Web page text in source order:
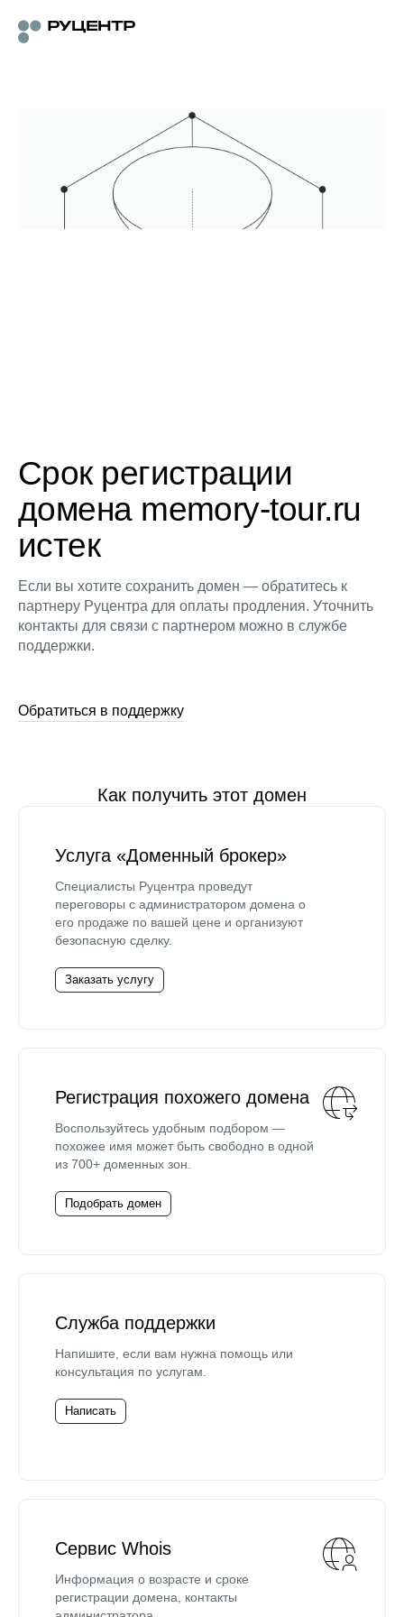
Срок регистрации
домена memory-tour.ru
истек
Если вы хотите сохранить домен — обратитесь к
партнеру Руцентра для оплаты продления. Уточнить
контакты для связи с партнером можно в службе
поддержки.
Обратиться в поддержку
Как получить этот домен
Услуга «Доменный брокер»
Специалисты Руцентра проведут
переговоры с администратором домена о
его продаже по вашей цене и организуют
безопасную сделку.
Заказать услугу
Регистрация похожего домена
Воспользуйтесь удобным подбором —
похожее имя может быть свободно в одной
из 700+ доменных зон.
Подобрать домен
Служба поддержки
Напишите, если вам нужна помощь или
консультация по услугам.
Написать
Сервис Whois
Информация о возрасте и сроке
регистрации домена, контакты